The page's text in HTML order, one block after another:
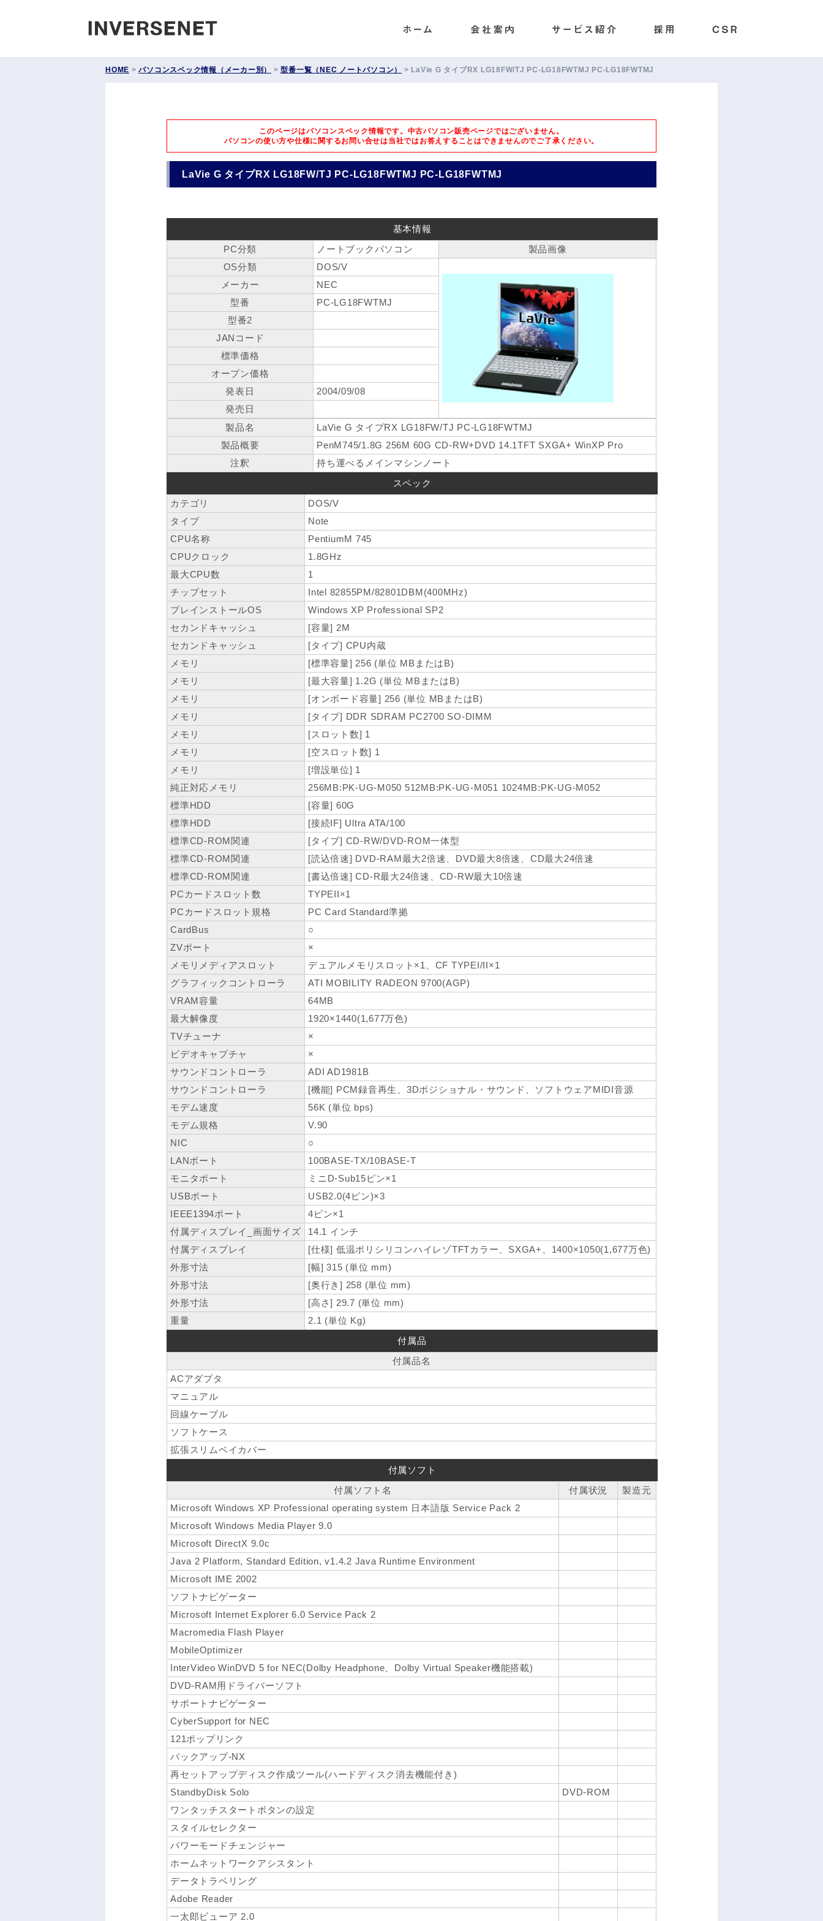
HOME >パソコンスペック情報（メーカー別） >型番一覧（NEC ノートパソコン） > LaVie G タイプRX LG18FW/TJ PC-LG18FWTMJ PC-LG18FWTMJ
このページはパソコンスペック情報です。中古パソコン販売ページではございません。
パソコンの使い方や仕様に関するお問い合せは当社ではお答えすることはできませんのでご了承ください。
LaVie G タイプRX LG18FW/TJ PC-LG18FWTMJ PC-LG18FWTMJ
基本情報
PC分類
ノートブックパソコン
製品画像
OS分類
DOS/V
メーカー
NEC
型番
PC-LG18FWTMJ
型番2
JANコード
標準価格
オープン価格
発表日
2004/09/08
発売日
製品名
LaVie G タイプRX LG18FW/TJ PC-LG18FWTMJ
製品概要
PenM745/1.8G 256M 60G CD-RW+DVD 14.1TFT SXGA+ WinXP Pro
注釈
持ち運べるメインマシンノート
スペック
カテゴリ
DOS/V
タイプ
Note
CPU名称
PentiumM 745
CPUクロック
1.8GHz
最大CPU数
1
チップセット
Intel 82855PM/82801DBM(400MHz)
プレインストールOS
Windows XP Professional SP2
セカンドキャッシュ
[容量] 2M
セカンドキャッシュ
[タイプ] CPU内蔵
メモリ
[標準容量] 256 (単位 MBまたはB)
メモリ
[最大容量] 1.2G (単位 MBまたはB)
メモリ
[オンボード容量] 256 (単位 MBまたはB)
メモリ
[タイプ] DDR SDRAM PC2700 SO-DIMM
メモリ
[スロット数] 1
メモリ
[空スロット数] 1
メモリ
[増設単位] 1
純正対応メモリ
256MB:PK-UG-M050 512MB:PK-UG-M051 1024MB:PK-UG-M052
標準HDD
[容量] 60G
標準HDD
[接続IF] Ultra ATA/100
標準CD-ROM関連
[タイプ] CD-RW/DVD-ROM一体型
標準CD-ROM関連
[読込倍速] DVD-RAM最大2倍速、DVD最大8倍速、CD最大24倍速
標準CD-ROM関連
[書込倍速] CD-R最大24倍速、CD-RW最大10倍速
PCカードスロット数
TYPEII×1
PCカードスロット規格
PC Card Standard準拠
CardBus
○
ZVポート
×
メモリメディアスロット
デュアルメモリスロット×1、CF TYPEI/II×1
グラフィックコントローラ
ATI MOBILITY RADEON 9700(AGP)
VRAM容量
64MB
最大解像度
1920×1440(1,677万色)
TVチューナ
×
ビデオキャプチャ
×
サウンドコントローラ
ADI AD1981B
サウンドコントローラ
[機能] PCM録音再生、3Dポジショナル・サウンド、ソフトウェアMIDI音源
モデム速度
56K (単位 bps)
モデム規格
V.90
NIC
○
LANポート
100BASE-TX/10BASE-T
モニタポート
ミニD-Sub15ピン×1
USBポート
USB2.0(4ピン)×3
IEEE1394ポート
4ピン×1
付属ディスプレイ_画面サイズ
14.1 インチ
付属ディスプレイ
[仕様] 低温ポリシリコンハイレゾTFTカラー、SXGA+、1400×1050(1,677万色)
外形寸法
[幅] 315 (単位 mm)
外形寸法
[奥行き] 258 (単位 mm)
外形寸法
[高さ] 29.7 (単位 mm)
重量
2.1 (単位 Kg)
付属品
付属品名
ACアダプタ
マニュアル
回線ケーブル
ソフトケース
拡張スリムベイカバー
付属ソフト
付属ソフト名
付属状況
製造元
Microsoft Windows XP Professional operating system 日本語版 Service Pack 2
Microsoft Windows Media Player 9.0
Microsoft DirectX 9.0c
Java 2 Platform, Standard Edition, v1.4.2 Java Runtime Environment
Microsoft IME 2002
ソフトナビゲーター
Microsoft Internet Explorer 6.0 Service Pack 2
Macromedia Flash Player
MobileOptimizer
InterVideo WinDVD 5 for NEC(Dolby Headphone、Dolby Virtual Speaker機能搭載)
DVD-RAM用ドライバーソフト
サポートナビゲーター
CyberSupport for NEC
121ポップリンク
バックアップ-NX
再セットアップディスク作成ツール(ハードディスク消去機能付き)
StandbyDisk Solo
DVD-ROM
ワンタッチスタートボタンの設定
スタイルセレクター
パワーモードチェンジャー
ホームネットワークアシスタント
データトラベリング
Adobe Reader
一太郎ビューア 2.0